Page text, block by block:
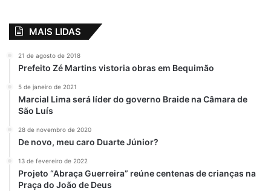
MAIS LIDAS
21 de agosto de 2018
Prefeito Zé Martins vistoria obras em Bequimão
5 de janeiro de 2021
Marcial Lima será líder do governo Braide na Câmara de
São Luís
28 de novembro de 2020
De novo, meu caro Duarte Júnior?
13 de fevereiro de 2022
Projeto “Abraça Guerreira” reúne centenas de crianças na
Praça do João de Deus